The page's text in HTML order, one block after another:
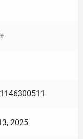
2025